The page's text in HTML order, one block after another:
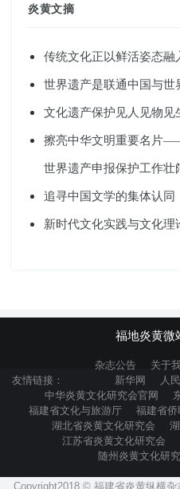
炎黄文摘
传统文化正以鲜活姿态融
世界遗产是联通中国与世
文化遗产保护见人见物见
擦亮中华文明重要名片
世界遗产申报保护工作壮
追寻中国文学的集体认同
新时代文化实践与文化理
福地炎黄微
杂志公告 关于
友情链接：
新华网 人
中华炎黄文化研究会官网
福建省文化与旅游厅
福建省侨
湖北省炎黄文化研究会
江苏省炎黄文化研究会
随州炎黄文化研
Copyright2018 © 福建省炎黄纵横杂